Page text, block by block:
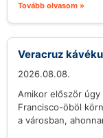
Tovább olvasom »
Veracruz
2026.08.08.
Amikor először
Francisco-öböl
a városban,